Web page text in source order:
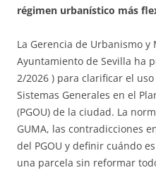
régimen urbanístico más
La Gerencia de Urbanismo y
Ayuntamiento de Sevilla ha
2/2026 ) para clarificar el
Sistemas Generales en el
(PGOU) de la ciudad. La
GUMA, las contradicciones
del PGOU y definir cuándo
una parcela sin reformar